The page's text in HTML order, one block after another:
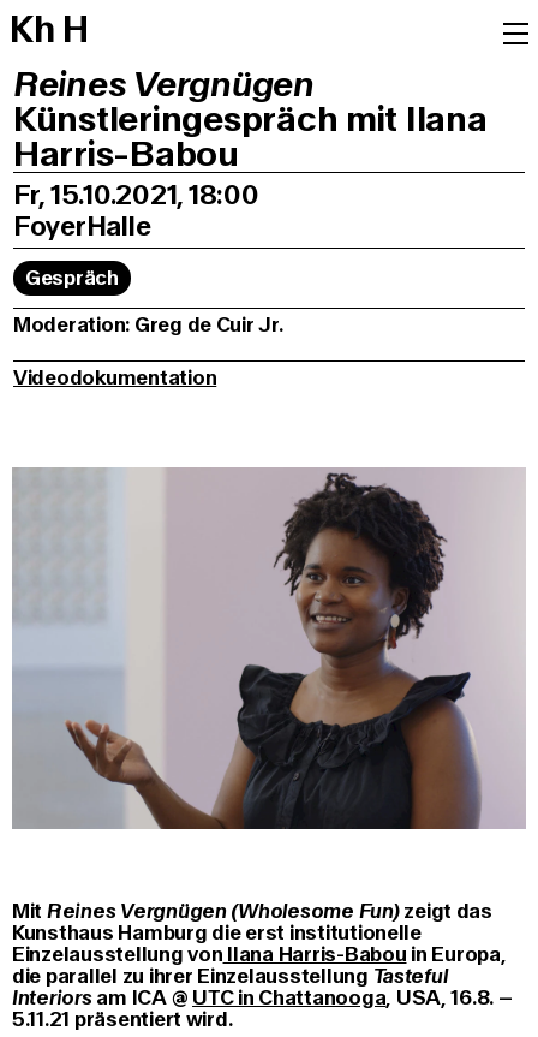
Kh H
Reines Vergnügen
Künstleringespräch mit Ilana
Harris-Babou
Fr, 15.10.2021, 18:00
FoyerHalle
Gespräch
Moderation: Greg de Cuir Jr.
Videodokumentation
Mit Reines Vergnügen (Wholesome Fun)zeigt das
Kunsthaus Hamburg die erst institutionelle
Einzelausstellung von Ilana Harris-Babou in Europa,
die parallel zu ihrer Einzelausstellung Tasteful
Interiorsam ICA @ UTC in Chattanooga, USA, 16.8. –
5.11.21 präsentiert wird.